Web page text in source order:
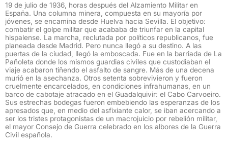
19 de julio de 1936, horas después del Alzamiento Militar en
España. Una columna minera, compuesta en su mayoría por
jóvenes, se encamina desde Huelva hacia Sevilla. El objetivo:
combatir el golpe militar que acababa de triunfar en la capital
hispalense. La marcha, reclutada por políticos republicanos, fue
planeada desde Madrid. Pero nunca llegó a su destino. A las
puertas de la ciudad, llegó la emboscada. Fue en la barriada de La
Pañoleta donde los mismos guardias civiles que custodiaban el
viaje acabaron tiñendo el asfalto de sangre. Más de una decena
murió en la asechanza. Otros setenta sobrevivieron y fueron
cruelmente encarcelados, en condiciones infrahumanas, en un
barco de cabotaje atracado en el Guadalquivir: el Cabo Carvoeiro.
Sus estrechas bodegas fueron embebiendo las esperanzas de los
apresados que, en medio del asfixiante calor, se iban acercando a
ser los tristes protagonistas de un macrojuicio por rebelión militar,
el mayor Consejo de Guerra celebrado en los albores de la Guerra
Civil española.